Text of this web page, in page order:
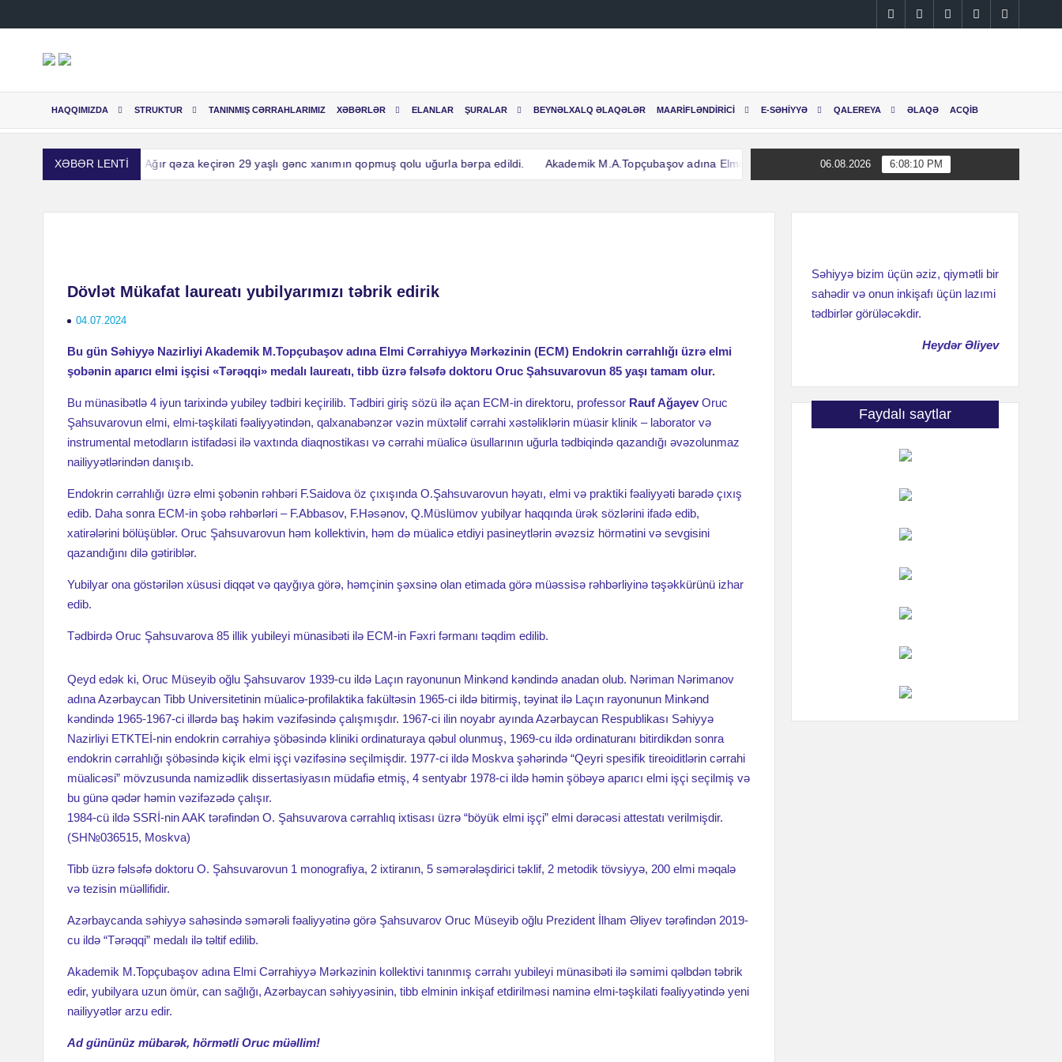
to
InstagramFacebookLinkedinTwitter
HAQQIMIZDA STRUKTUR TANINMIŞ CƏRRAHLARIMIZ XƏBƏRLƏR ELANLAR ŞURALAR BEYNƏLXALQ ƏLAQƏLƏR MAARİFLƏNDİRİCİ E-SƏHİYYƏ QALEREYA ƏLAQƏ ACQİB
XƏBƏR LENTİ
növbəti tibb uğuru: Ağır qəza keçirən 29 yaşlı gənc xanımın qopmuş qolu uğurla bərpa edildi. Akademik M.A.Topçubaşov adına Elmi Cərrahiyyə Mərkəzinin əməkdaşları Səhiyyə Nazirliyi tərəfindən
06.08.2026 6:08:10 PM
Dövlət Mükafat laureatı yubilyarımızı təbrik edirik
04.07.2024
Bu gün Səhiyyə Nazirliyi Akademik M.Topçubaşov adına Elmi Cərrahiyyə Mərkəzinin (ECM) Endokrin cərrahlığı üzrə elmi
şobənin aparıcı elmi işçisi «Tərəqqi» medalı laureatı, tibb üzrə fəlsəfə doktoru Oruc Şahsuvarovun 85 yaşı tamam olur.
Bu münasibətlə 4 iyun tarixində yubiley tədbiri keçirilib. Tədbiri giriş sözü ilə açan ECM-in direktoru, professor Rauf AğayevOruc
Şahsuvarovun elmi, elmi-təşkilati fəaliyyətindən, qalxanabənzər vəzin müxtəlif cərrahi xəstəliklərin müasir klinik – laborator və
instrumental metodların istifadəsi ilə vaxtında diaqnostikası və cərrahi müalicə üsullarının uğurla tədbiqində qazandığı əvəzolunmaz
nailiyyətlərindən danışıb.
Endokrin cərrahlığı üzrə elmi şobənin rəhbəri F.Saidova öz çıxışında O.Şahsuvarovun həyatı, elmi və praktiki fəaliyyəti barədə çıxış
edib. Daha sonra ECM-in şobə rəhbərləri – F.Abbasov, F.Həsənov, Q.Müslümov yubilyar haqqında ürək sözlərini ifadə edib,
xatirələrini bölüşüblər. Oruc Şahsuvarovun həm kollektivin, həm də müalicə etdiyi pasineytlərin əvəzsiz hörmətini və sevgisini
qazandığını dilə gətiriblər.
Yubilyar ona göstərilən xüsusi diqqət və qayğıya görə, həmçinin şəxsinə olan etimada görə müəssisə rəhbərliyinə təşəkkürünü izhar
edib.
Tədbirdə Oruc Şahsuvarova 85 illik yubileyi münasibəti ilə ECM-in Fəxri fərmanı təqdim edilib.
Qeyd edək ki, Oruc Müseyib oğlu Şahsuvarov 1939-cu ildə Laçın rayonunun Minkənd kəndində anadan olub. Nəriman Nərimanov
adına Azərbaycan Tibb Universitetinin müalicə-profilaktika fakültəsin 1965-ci ildə bitirmiş, təyinat ilə Laçın rayonunun Minkənd
kəndində 1965-1967-ci illərdə baş həkim vəzifəsində çalışmışdır. 1967-ci ilin noyabr ayında Azərbaycan Respublikası Səhiyyə
Nazirliyi ETKTEİ-nin endokrin cərrahiyə şöbəsində kliniki ordinaturaya qəbul olunmuş, 1969-cu ildə ordinaturanı bitirdikdən sonra
endokrin cərrahlığı şöbəsində kiçik elmi işçi vəzifəsinə seçilmişdir. 1977-ci ildə Moskva şəhərində “Qeyri spesifik tireoiditlərin cərrahi
müalicəsi” mövzusunda namizədlik dissertasiyasın müdafiə etmiş, 4 sentyabr 1978-ci ildə həmin şöbəyə aparıcı elmi işçi seçilmiş və
bu günə qədər həmin vəzifəzədə çalışır.
1984-cü ildə SSRİ-nin AAK tərəfindən O. Şahsuvarova cərrahlıq ixtisası üzrə “böyük elmi işçi” elmi dərəcəsi attestatı verilmişdir.
(SH№036515, Moskva)
Tibb üzrə fəlsəfə doktoru O. Şahsuvarovun 1 monografiya, 2 ixtiranın, 5 səmərələşdirici təklif, 2 metodik tövsiyyə, 200 elmi məqalə
və tezisin müəllifidir.
Azərbaycanda səhiyyə sahəsində səmərəli fəaliyyətinə görə Şahsuvarov Oruc Müseyib oğlu Prezident İlham Əliyev tərəfindən 2019-
cu ildə “Tərəqqi” medalı ilə təltif edilib.
Akademik M.Topçubaşov adına Elmi Cərrahiyyə Mərkəzinin kollektivi tanınmış cərrahı yubileyi münasibəti ilə səmimi qəlbdən təbrik
edir, yubilyara uzun ömür, can sağlığı, Azərbaycan səhiyyəsinin, tibb elminin inkişaf etdirilməsi naminə elmi-təşkilati fəaliyyətində yeni
nailiyyətlər arzu edir.
Ad gününüz mübarək, hörmətli Oruc müəllim!
Səhiyyə bizim üçün əziz, qiymətli bir
sahədir və onun inkişafı üçün lazımi
tədbirlər görüləcəkdir.
Heydər Əliyev
Faydalı saytlar